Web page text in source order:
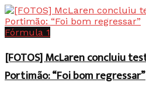
Fórmula 1
[FOTOS] McLaren concluiu
Portimão: “Foi bom regressar”